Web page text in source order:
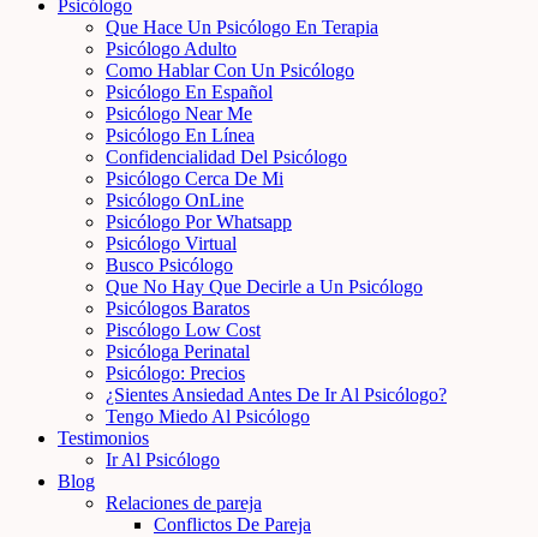
Psicólogo
Que Hace Un Psicólogo En Terapia
Psicólogo Adulto
Como Hablar Con Un Psicólogo
Psicólogo En Español
Psicólogo Near Me
Psicólogo En Línea
Confidencialidad Del Psicólogo
Psicólogo Cerca De Mi
Psicólogo OnLine
Psicólogo Por Whatsapp
Psicólogo Virtual
Busco Psicólogo
Que No Hay Que Decirle a Un Psicólogo
Psicólogos Baratos
Piscólogo Low Cost
Psicóloga Perinatal
Psicólogo: Precios
¿Sientes Ansiedad Antes De Ir Al Psicólogo?
Tengo Miedo Al Psicólogo
Testimonios
Ir Al Psicólogo
Blog
Relaciones de pareja
Conflictos De Pareja